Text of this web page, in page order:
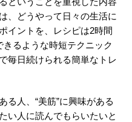
、どうやって日々の生活に
イントを、レシピは2時間
るような時短テクニック
毎日続けられる簡単なトレ
る人、“美筋”に興味がある
い人に読んでもらいたいと